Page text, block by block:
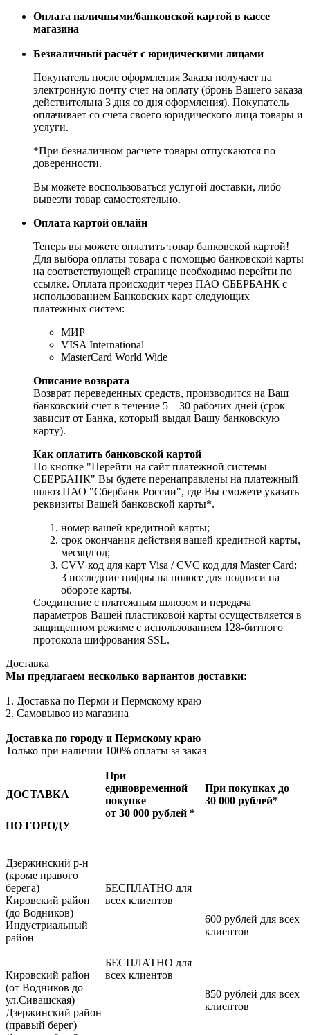
Оплата наличными/банковской картой в кассе
магазина
Безналичный расчёт с юридическими лицами
Покупатель после оформления Заказа получает на
электронную почту счет на оплату (бронь Вашего заказа
действительна 3 дня со дня оформления). Покупатель
оплачивает со счета своего юридического лица товары и
услуги.
*При безналичном расчете товары отпускаются по
доверенности.
Вы можете воспользоваться услугой доставки, либо
вывезти товар самостоятельно.
Оплата картой онлайн
Теперь вы можете оплатить товар банковской картой!
Для выбора оплаты товара с помощью банковской карты
на соответствующей странице необходимо перейти по
ссылке. Оплата происходит через ПАО СБЕРБАНК с
использованием Банковских карт следующих
платежных систем:
МИР
VISA International
MasterCard World Wide
Описание возврата
Возврат переведенных средств, производится на Ваш
банковский счет в течение 5—30 рабочих дней (срок
зависит от Банка, который выдал Вашу банковскую
карту).
Как оплатить банковской картой
По кнопке "Перейти на сайт платежной системы
СБЕРБАНК" Вы будете перенаправлены на платежный
шлюз ПАО "Сбербанк России", где Вы сможете указать
реквизиты Вашей банковской карты*.
номер вашей кредитной карты;
cрок окончания действия вашей кредитной карты,
месяц/год;
CVV код для карт Visa / CVC код для Master Card:
3 последние цифры на полосе для подписи на
обороте карты.
Соединение с платежным шлюзом и передача
параметров Вашей пластиковой карты осуществляется в
защищенном режиме с использованием 128-битного
протокола шифрования SSL.
Доставка
Мы предлагаем несколько вариантов доставки:
1. Доставка по Перми и Пермскому краю
2. Самовывоз из магазина
Доставка по городу и Пермскому краю
Только при наличии 100% оплаты за заказ
ДОСТАВКА
При
единовременной
покупке
от 30 000 рублей *
При покупках до
30 000 рублей*
ПО ГОРОДУ
Дзержинский р-н
(кроме правого
берега)
Кировский район
(до Водников)
Индустриальный
район
Кировский район
(от Водников до
ул.Сивашская)
Дзержинский район
(правый берег)
БЕСПЛАТНО для
всех клиентов
БЕСПЛАТНО для
всех клиентов
600 рублей для всех
клиентов
850 рублей для всех
клиентов